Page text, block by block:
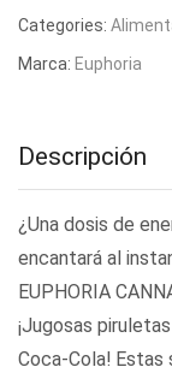
Categories:
Marca: Euphoria
Descripción
¿Una dosis de
encantará al
EUPHORIA
¡Jugosas
Coca-Cola! Estas